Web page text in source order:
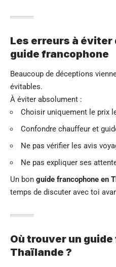
Les erreurs à éviter
guide francophone
Beaucoup de déceptions
évitables.
À éviter absolument :
Choisir uniquement le prix
Confondre chauffeur et
Ne pas vérifier les avis
Ne pas expliquer ses
Un bon guide francophone en
temps de discuter avec toi
Où trouver un
Thaïlande ?